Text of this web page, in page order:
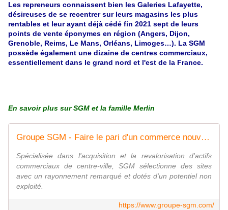
Les repreneurs connaissent bien les Galeries Lafayette,
désireuses de se recentrer sur leurs magasins les plus
rentables et leur ayant déjà cédé fin 2021 sept de leurs
points de vente éponymes en région (Angers, Dijon,
Grenoble, Reims, Le Mans, Orléans, Limoges…). La SGM
possède également une dizaine de centres commerciaux,
essentiellement dans le grand nord et l'est de la France.
En savoir plus sur SGM et la famille Merlin
Groupe SGM - Faire le pari d'un commerce nouveau en centre-ville
Spécialisée dans l'acquisition et la revalorisation d'actifs
commerciaux de centre-ville, SGM sélectionne des sites
avec un rayonnement remarqué et dotés d'un potentiel non
exploité.
https://www.groupe-sgm.com/